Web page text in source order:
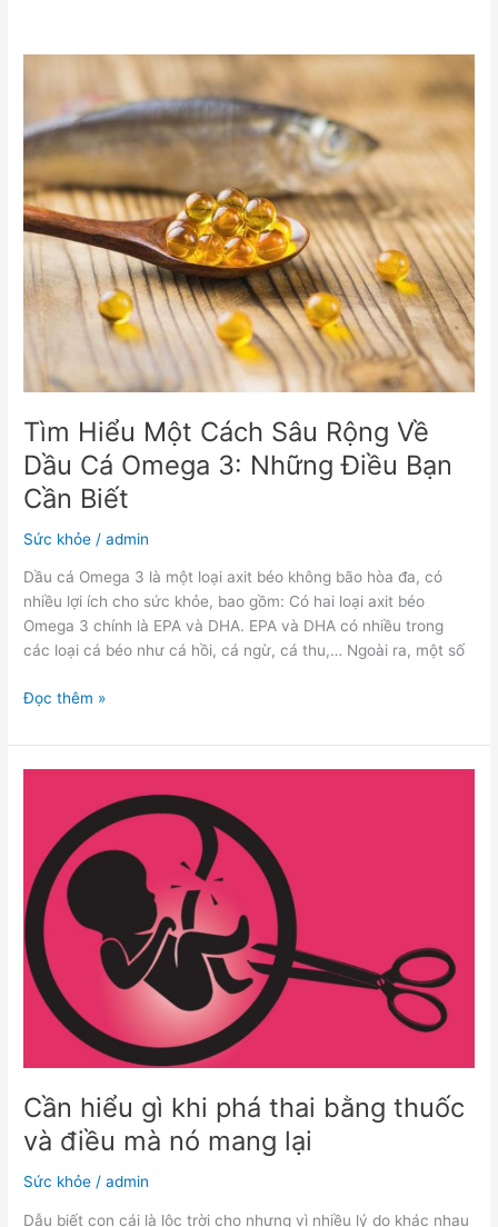
Tìm Hiểu Một Cách Sâu Rộng Về
Dầu Cá Omega 3: Những Điều Bạn
Cần Biết
Sức khỏe /admin
Dầu cá Omega 3 là một loại axit béo không bão hòa đa, có
nhiều lợi ích cho sức khỏe, bao gồm: Có hai loại axit béo
Omega 3 chính là EPA và DHA. EPA và DHA có nhiều trong
các loại cá béo như cá hồi, cá ngừ, cá thu,… Ngoài ra, một số
Một
Cách
Sâu
Rộng
Về
Dầu
Cá
Omega
3:
Bạn
Biết
Đọc thêm »
Cần hiểu gì khi phá thai bằng thuốc
và điều mà nó mang lại
Sức khỏe /admin
Dẫu biết con cái là lộc trời cho nhưng vì nhiều lý do khác nhau
phá
thai
bằng
thuốc
và
điều
mang
lại